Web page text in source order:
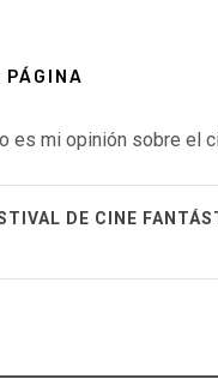
PÁGINA
es mi opinión sobre el
DE CINE